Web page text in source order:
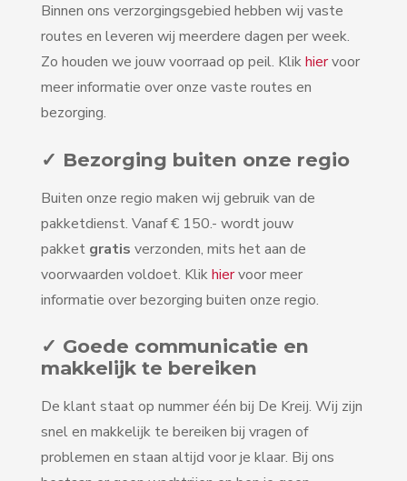
Binnen ons verzorgingsgebied hebben wij vaste
routes en leveren wij meerdere dagen per week.
Zo houden we jouw voorraad op peil. Klikhiervoor
meer informatie over onze vaste routes en
bezorging.
✓ Bezorging buiten onze regio
Buiten onze regio maken wij gebruik van de
pakketdienst. Vanaf € 150.- wordt jouw
pakket gratis verzonden, mits het aan de
voorwaarden voldoet. Klikhiervoor meer
informatie over bezorging buiten onze regio.
✓ Goede communicatie en
makkelijk te bereiken
De klant staat op nummer één bij De Kreij. Wij zijn
snel en makkelijk te bereiken bij vragen of
problemen en staan altijd voor je klaar. Bij ons